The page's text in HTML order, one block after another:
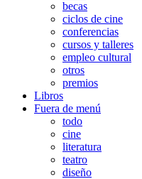
becas
ciclos de cine
conferencias
cursos y talleres
empleo cultural
otros
premios
Libros
Fuera de menú
todo
cine
literatura
teatro
diseño